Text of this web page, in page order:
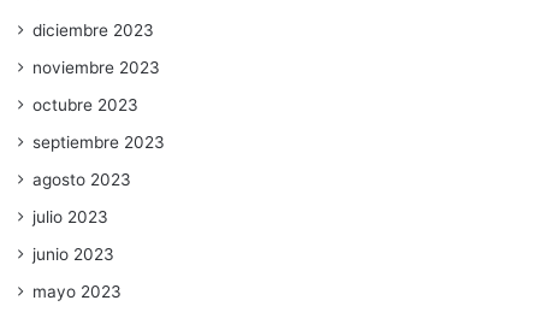
diciembre 2023
noviembre 2023
octubre 2023
septiembre 2023
agosto 2023
julio 2023
junio 2023
mayo 2023